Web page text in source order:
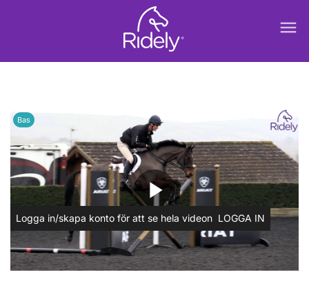
menu
play_arrow
Bas
Logga in/skapa konto för att se hela videon LOGGA IN